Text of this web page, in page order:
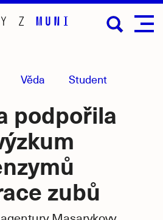
Věda Student
podpořila
zubů